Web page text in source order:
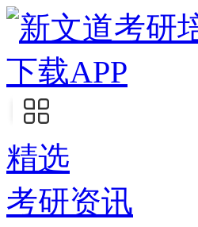
下载APP
精选
考研资讯